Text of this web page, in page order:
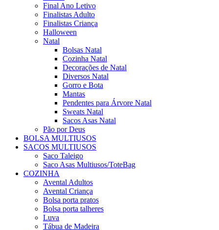
Final Ano Letivo
Finalistas Adulto
Finalistas Criança
Halloween
Natal
Bolsas Natal
Cozinha Natal
Decorações de Natal
Diversos Natal
Gorro e Bota
Mantas
Pendentes para Árvore Natal
Sweats Natal
Sacos Asas Natal
Pão por Deus
BOLSA MULTIUSOS
SACOS MULTIUSOS
Saco Taleigo
Saco Asas Multiusos/ToteBag
COZINHA
Avental Adultos
Avental Criança
Bolsa porta pratos
Bolsa porta talheres
Luva
Tábua de Madeira